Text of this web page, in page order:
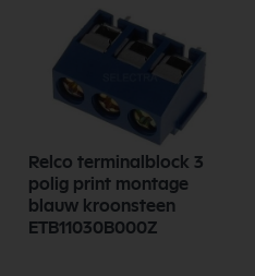
Relco terminalblock 3
polig print montage
blauw kroonsteen
ETB11030B000Z